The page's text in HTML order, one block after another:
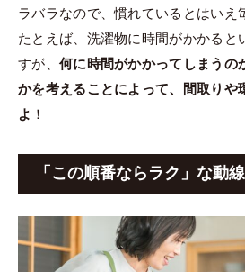
ラバラなので、慣れているとはいえ
たとえば、洗濯物に時間がかかると
すが、 何に時間がかかってしまうの
かを考えることによって、間取りや
よ ！
「この順番ならラク」な動線